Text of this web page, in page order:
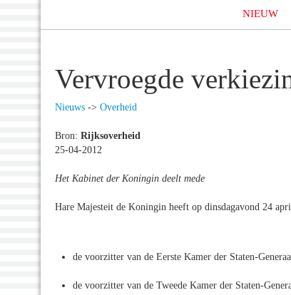
NIEUW
Vervroegde
Nieuws -> Overheid
Bron: Rijksoverheid
25-04-2012
Het Kabinet der Koningin deelt mede
Hare Majesteit de Koningin heeft op dinsdagavond 24
de voorzitter van de Eerste Kamer der Staten-
de voorzitter van de Tweede Kamer der Staten-